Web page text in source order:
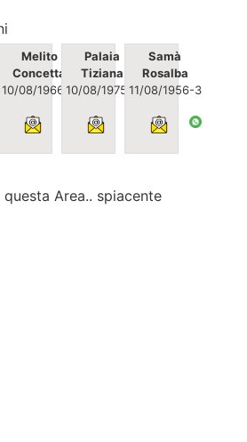
-1
Melito
Concetta
10/08/1966 -2
Palaia
Tiziana
10/08/1975 -2
Samà
Rosalba
11/08/1956-3
Area.. spiacente